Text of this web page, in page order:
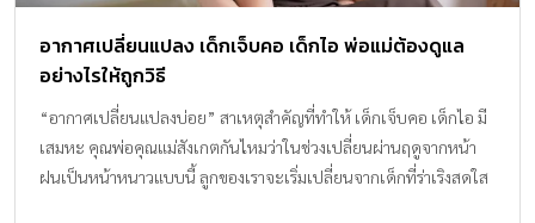
อากาศเปลี่ยนแปลง เด็กเจ็บคอ เด็กไอ พ่อแม่ต้องดูแล
อย่างไรให้ถูกวิธี
“อากาศเปลี่ยนแปลงบ่อย” สาเหตุสำคัญที่ทำให้ เด็กเจ็บคอ เด็กไอ มี
เสมหะ คุณพ่อคุณแม่สังเกตกันไหมว่าในช่วงเปลี่ยนผ่านฤดูจากหน้า
ฝนเป็นหน้าหนาวแบบนี้ ลูกของเราจะเริ่มเปลี่ยนจากเด็กที่ร่าเริงสดใส